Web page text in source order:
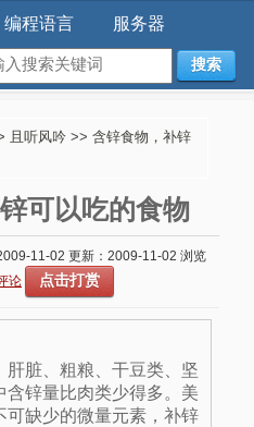
编程语言 服务器
搜索
且听风吟 >> 含锌食物，补锌
可以吃的食物
11-02 更新：2009-11-02 浏览
论 点击打赏
脏、粗粮、干豆类、坚
锌量比肉类少得多。美
可缺少的微量元素，补锌